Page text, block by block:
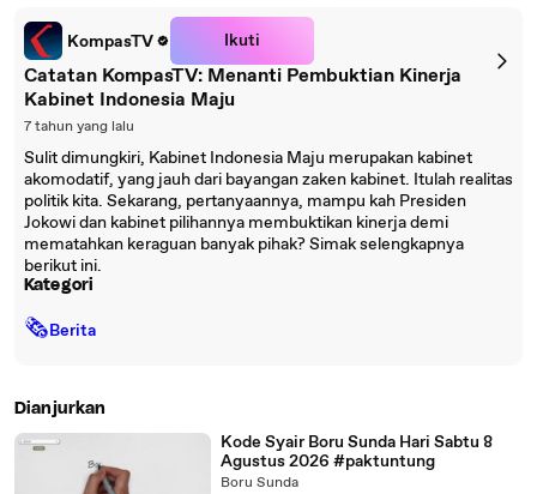
KompasTV Ikuti
Catatan KompasTV: Menanti Pembuktian Kinerja
Kabinet Indonesia Maju
7 tahun yang lalu
Sulit dimungkiri, Kabinet Indonesia Maju merupakan kabinet
akomodatif, yang jauh dari bayangan zaken kabinet. Itulah realitas
politik kita. Sekarang, pertanyaannya, mampu kah Presiden
Jokowi dan kabinet pilihannya membuktikan kinerja demi
mematahkan keraguan banyak pihak? Simak selengkapnya
berikut ini.
Kategori
🗞Berita
Dianjurkan
Kode Syair Boru Sunda Hari Sabtu 8
Agustus 2026 #paktuntung
Boru Sunda